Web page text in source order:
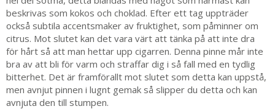
beskrivas som kokos och choklad. Efter ett tag uppträder
också subtila accentsmaker av fruktighet, som påminner om
citrus. Mot slutet kan det vara värt att tänka på att inte dra
för hårt så att man hettar upp cigarren. Denna pinne mår inte
bra av att bli för varm och straffar dig i så fall med en tydlig
bitterhet. Det är framförallt mot slutet som detta kan uppstå,
men avnjut pinnen i lugnt gemak så slipper du detta och kan
avnjuta den till stumpen.